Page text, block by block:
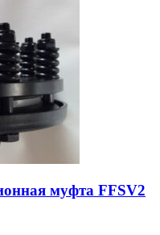
муфта FFSV2